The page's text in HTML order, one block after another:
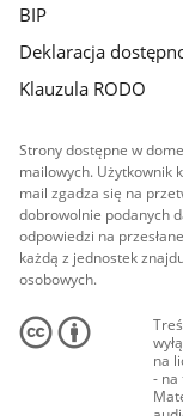
BIP
Deklaracja
Klauzula RODO
Strony dostępne w
mailowych. Użytkownik
mail zgadza się na
dobrowolnie podanych
odpowiedzi na
każdą z jednostek
osobowych.
na
- na